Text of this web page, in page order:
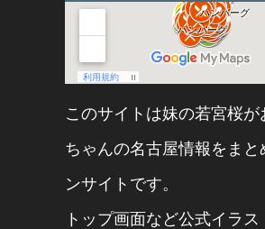
このサイトは妹の若宮桜が
ちゃんの名古屋情報をまと
ンサイトです。
トップ画面など公式イラス